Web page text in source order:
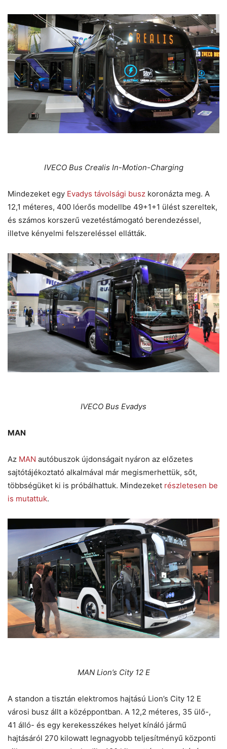
IVECO Bus Crealis In-Motion-Charging
Mindezeket egy Evadys távolsági busz koronázta meg. A
12,1 méteres, 400 lóerős modellbe 49+1+1 ülést szereltek,
és számos korszerű vezetéstámogató berendezéssel,
illetve kényelmi felszereléssel ellátták.
IVECO Bus Evadys
MAN
Az MAN autóbuszok újdonságait nyáron az előzetes
sajtótájékoztató alkalmával már megismerhettük, sőt,
többségüket ki is próbálhattuk. Mindezeket részletesen be
is mutattuk.
MAN Lion’s City 12 E
A standon a tisztán elektromos hajtású Lion’s City 12 E
városi busz állt a középpontban. A 12,2 méteres, 35 ülő-,
41 álló- és egy kerekesszékes helyet kínáló jármű
hajtásáról 270 kilowatt legnagyobb teljesítményű központi